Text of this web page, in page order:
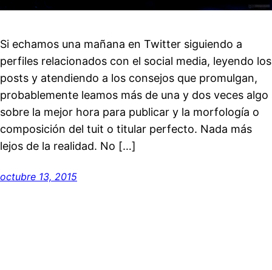
Si echamos una mañana en Twitter siguiendo a
perfiles relacionados con el social media, leyendo los
posts y atendiendo a los consejos que promulgan,
probablemente leamos más de una y dos veces algo
sobre la mejor hora para publicar y la morfología o
composición del tuit o titular perfecto. Nada más
lejos de la realidad. No […]
octubre 13, 2015